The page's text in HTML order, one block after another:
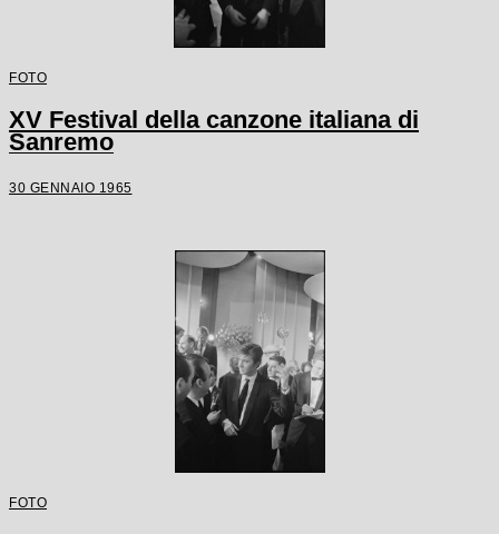
FOTO
XV Festival della canzone italiana di
Sanremo
30 GENNAIO 1965
FOTO